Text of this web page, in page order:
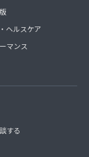
ヘルスケア
マンス
する